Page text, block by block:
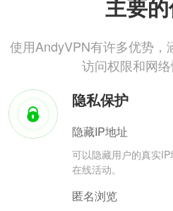
主要
使用AndyVPN有许多优势，
访问权限和网
隐私保护
隐藏IP地址
可以隐藏用户的真实
在线活动。
匿名浏览